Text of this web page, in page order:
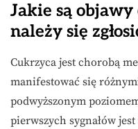
Jakie są
należy się
Cukrzyca jest chorobą
manifestować się
podwyższonym
pierwszych sygnałów jest